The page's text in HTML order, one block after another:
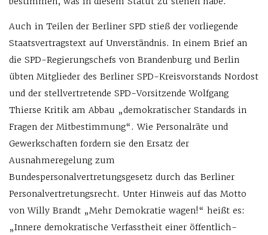
Auch in Teilen der Berliner SPD stieß der vorliegende
Staatsvertragstext auf Unverständnis. In einem Brief an
die SPD-Regierungschefs von Brandenburg und Berlin
übten Mitglieder des Berliner SPD-Kreisvorstands Nordost
und der stellvertretende SPD-Vorsitzende Wolfgang
Thierse Kritik am Abbau „demokratischer Standards in
Fragen der Mitbestimmung“. Wie Personalräte und
Gewerkschaften fordern sie den Ersatz der
Ausnahmeregelung zum
Bundespersonalvertretungsgesetz durch das Berliner
Personalvertretungsrecht. Unter Hinweis auf das Motto
von Willy Brandt „Mehr Demokratie wagen!“ heißt es:
„Innere demokratische Verfasstheit einer öffentlich-